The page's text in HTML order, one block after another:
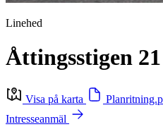
Linehed
Åttingsstigen 21
Visa på karta
Intresseanmäl